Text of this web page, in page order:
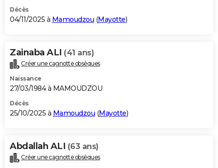
Décès
04/11/2025 à Mamoudzou (Mayotte)
Zainaba ALI (41 ans)
Créer une cagnotte obsèques
Naissance
27/03/1984 à MAMOUDZOU
Décès
25/10/2025 à Mamoudzou (Mayotte)
Abdallah ALI (63 ans)
Créer une cagnotte obsèques